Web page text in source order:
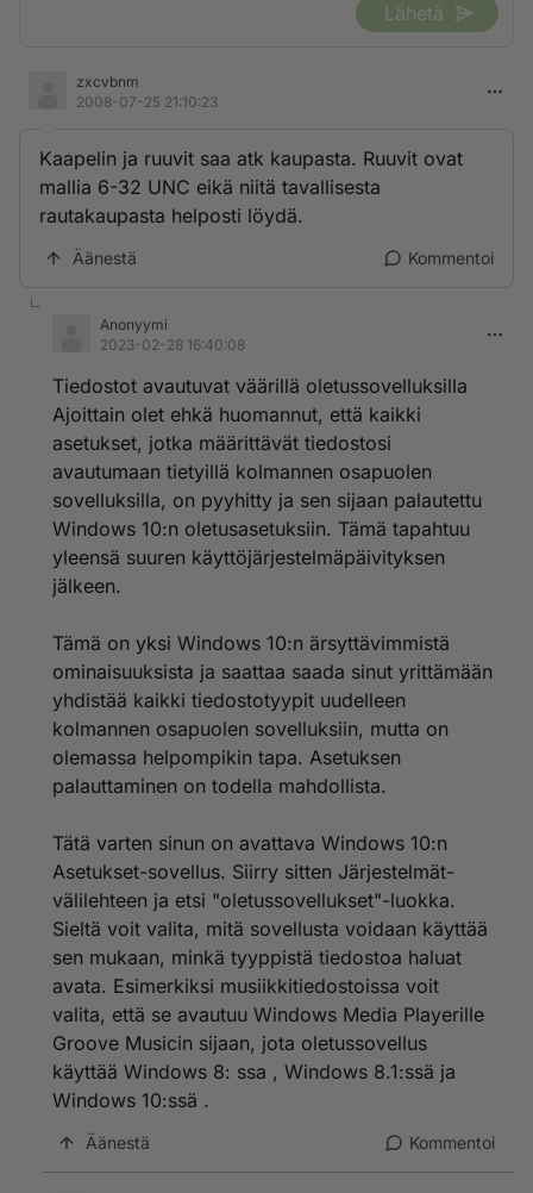
Lähetä
zxcvbnm
2008-07-25 21:10:23
Kaapelin ja ruuvit saa atk kaupasta. Ruuvit ovat
mallia 6-32 UNC eikä niitä tavallisesta
rautakaupasta helposti löydä.
Äänestä Kommentoi
Anonyymi
2023-02-28 16:40:08
Tiedostot avautuvat väärillä oletussovelluksilla
Ajoittain olet ehkä huomannut, että kaikki
asetukset, jotka määrittävät tiedostosi
avautumaan tietyillä kolmannen osapuolen
sovelluksilla, on pyyhitty ja sen sijaan palautettu
Windows 10:n oletusasetuksiin. Tämä tapahtuu
yleensä suuren käyttöjärjestelmäpäivityksen
jälkeen.
Tämä on yksi Windows 10:n ärsyttävimmistä
ominaisuuksista ja saattaa saada sinut yrittämään
yhdistää kaikki tiedostotyypit uudelleen
kolmannen osapuolen sovelluksiin, mutta on
olemassa helpompikin tapa. Asetuksen
palauttaminen on todella mahdollista.
Tätä varten sinun on avattava Windows 10:n
Asetukset-sovellus. Siirry sitten Järjestelmät-
välilehteen ja etsi "oletussovellukset"-luokka.
Sieltä voit valita, mitä sovellusta voidaan käyttää
sen mukaan, minkä tyyppistä tiedostoa haluat
avata. Esimerkiksi musiikkitiedostoissa voit
valita, että se avautuu Windows Media Playerille
Groove Musicin sijaan, jota oletussovellus
käyttää Windows 8: ssa , Windows 8.1:ssä ja
Windows 10:ssä .
Äänestä Kommentoi